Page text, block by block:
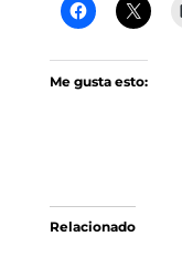
Me gusta esto:
Relacionado